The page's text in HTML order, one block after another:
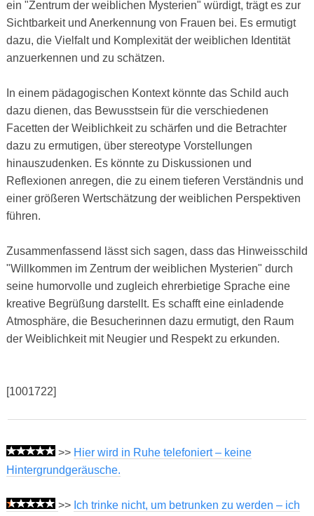
ein "Zentrum der weiblichen Mysterien" würdigt, trägt es zur
Sichtbarkeit und Anerkennung von Frauen bei. Es ermutigt
dazu, die Vielfalt und Komplexität der weiblichen Identität
anzuerkennen und zu schätzen.
In einem pädagogischen Kontext könnte das Schild auch
dazu dienen, das Bewusstsein für die verschiedenen
Facetten der Weiblichkeit zu schärfen und die Betrachter
dazu zu ermutigen, über stereotype Vorstellungen
hinauszudenken. Es könnte zu Diskussionen und
Reflexionen anregen, die zu einem tieferen Verständnis und
einer größeren Wertschätzung der weiblichen Perspektiven
führen.
Zusammenfassend lässt sich sagen, dass das Hinweisschild
"Willkommen im Zentrum der weiblichen Mysterien" durch
seine humorvolle und zugleich ehrerbietige Sprache eine
kreative Begrüßung darstellt. Es schafft eine einladende
Atmosphäre, die Besucherinnen dazu ermutigt, den Raum
der Weiblichkeit mit Neugier und Respekt zu erkunden.
[1001722]
>> Hier wird in Ruhe telefoniert – keine
Hintergrundgeräusche.
>> Ich trinke nicht, um betrunken zu werden – ich